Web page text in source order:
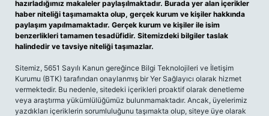
hazırladığımız makaleler paylaşılmaktadır. Burada yer alan içerikler
haber niteliği taşımamakta olup, gerçek kurum ve kişiler hakkında
paylaşım yapılmamaktadır. Gerçek kurum ve kişiler ile isim
benzerlikleri tamamen tesadüfidir. Sitemizdeki bilgiler taslak
halindedir ve tavsiye niteliği taşımazlar.
Sitemiz, 5651 Sayılı Kanun gereğince Bilgi Teknolojileri ve İletişim
Kurumu (BTK) tarafından onaylanmış bir Yer Sağlayıcı olarak hizmet
vermektedir. Bu nedenle, sitedeki içerikleri proaktif olarak denetleme
veya araştırma yükümlülüğümüz bulunmamaktadır. Ancak, üyelerimiz
yazdıkları içeriklerin sorumluluğunu taşımakta olup, siteye üye olarak